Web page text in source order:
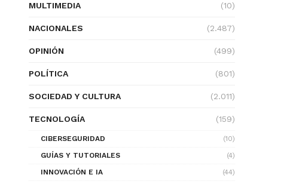
MULTIMEDIA (10)
NACIONALES (2.487)
OPINIÓN (499)
POLÍTICA (801)
SOCIEDAD Y CULTURA (2.011)
TECNOLOGÍA (159)
CIBERSEGURIDAD
(10)
GUÍAS Y TUTORIALES
(4)
INNOVACIÓN E IA
(44)